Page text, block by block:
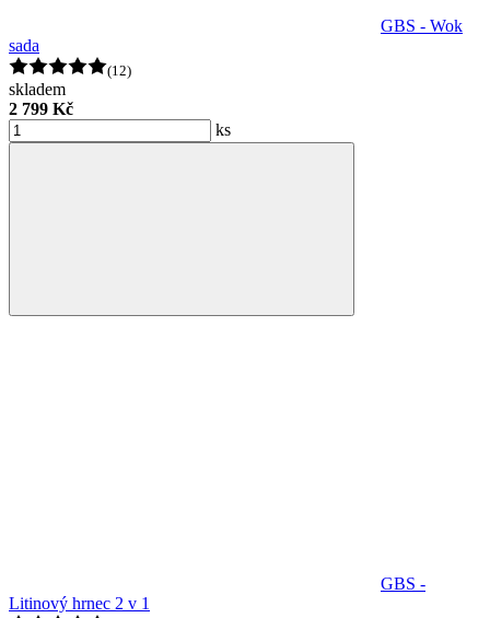
GBS - Wok
sada
(12)
skladem
2 799 Kč
ks
GBS -
Litinový hrnec 2 v 1